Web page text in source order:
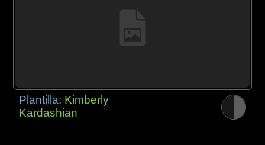
Plantilla: Kimberly
Kardashian